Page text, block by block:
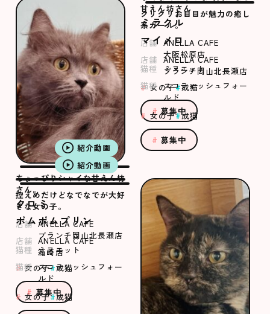
甘えん坊さん
ミラクル
店舗 ANELLA CAFE
大阪松原店
猫種
ミヌエット
女の子 成猫
募集中
紹介動画
ちょっぴりシャイな甘えん坊
さん。
クロミ
店舗 ANELLA CAFE
ブランチ岡山北長瀬店
猫種
ミヌエット
女の子 成猫
募集中
クリクリお目目が魅力の癒し
系ガール。
マイメロ
店舗 ANELLA CAFE
ブランチ岡山北長瀬店
猫種 スコティッシュフォー
ルド
女の子 成猫
募集中
紹介動画
控えめだけどなでなでが大好
きな女の子。
ポムポムプリン
店舗 ANELLA CAFE
箱崎店
猫種 スコティッシュフォー
ルド
女の子 成猫